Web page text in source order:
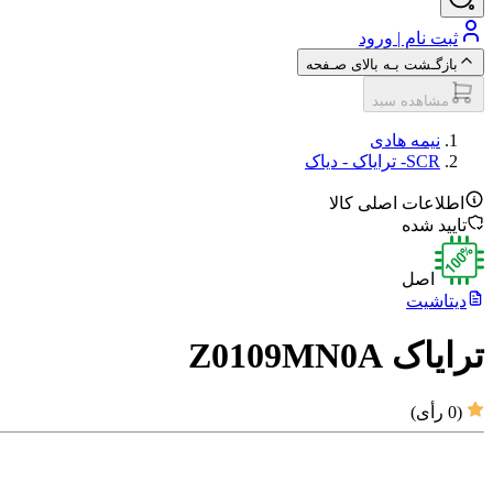
ثبت نام | ورود
بازگـشت بـه بالای صـفحه
مشاهده سبد
نیمه هادی
SCR- ترایاک‌ - دیاک‌
اطلاعات اصلی کالا
تایید شده
اصل
دیتاشیت
ترایاک Z0109MN0A
(
0 رأی)